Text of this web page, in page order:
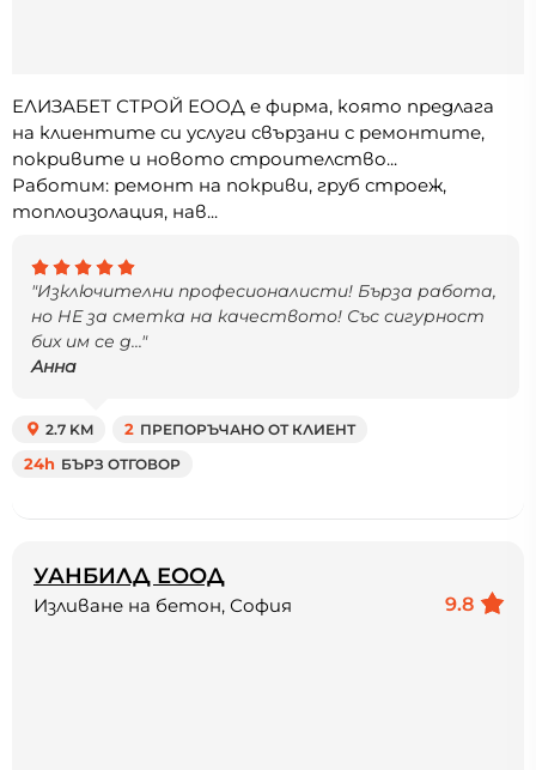
ЕЛИЗАБЕТ СТРОЙ ЕООД е фирма, която предлага
на клиентите си услуги свързани с ремонтите,
покривите и новото строителство...
Работим: ремонт на покриви, груб строеж,
топлоизолация, нав...
"Изключителни професионалисти! Бърза работа,
но НЕ за сметка на качеството! Със сигурност
бих им се д..."
Анна
2.7 KM 2 ПРЕПОРЪЧАНО ОТ КЛИЕНТ
24h БЪРЗ ОТГОВОР
УАНБИЛД ЕООД
9.8
Изливане на бетон, София